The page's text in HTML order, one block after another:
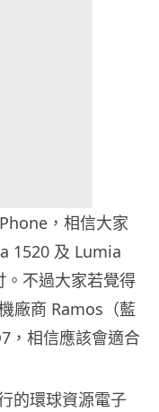
，相信大家
1520 及 Lumia
。不過大家若覺得
廠商 Ramos（藍
，相信應該會適合
的環球資源電子